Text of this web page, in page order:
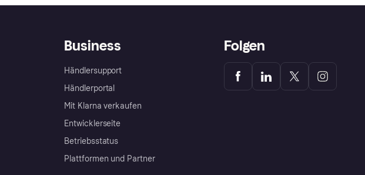
Business
Händlersupport
Händlerportal
Mit Klarna verkaufen
Entwicklerseite
Betriebsstatus
Plattformen und Partner
Folgen